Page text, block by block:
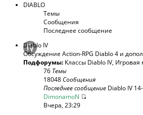
DIABLO
Темы
Сообщения
Последнее сообщение
Diablo IV
Обсуждение Action-RPG Diablo 4 и
Подфорумы: Классы Diablo IV, Игровая
76 Темы
18048Сообщения
Последнее сообщение Diablo IV
DimonamoN
Вчера, 23:29